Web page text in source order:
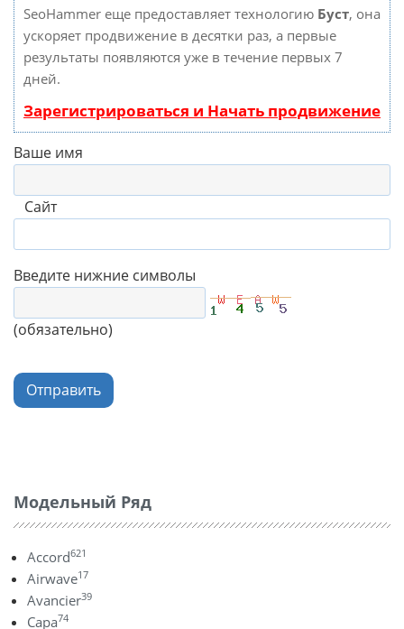
SeoHammer еще предоставляет технологию Буст, она
ускоряет продвижение в десятки раз, а первые
результаты появляются уже в течение первых 7
дней.
Зарегистрироваться и Начать продвижение
Ваше имя
Сайт
Введите нижние символы
(обязательно)
Отправить
Модельный Ряд
Accord621
Airwave17
Avancier39
Capa74